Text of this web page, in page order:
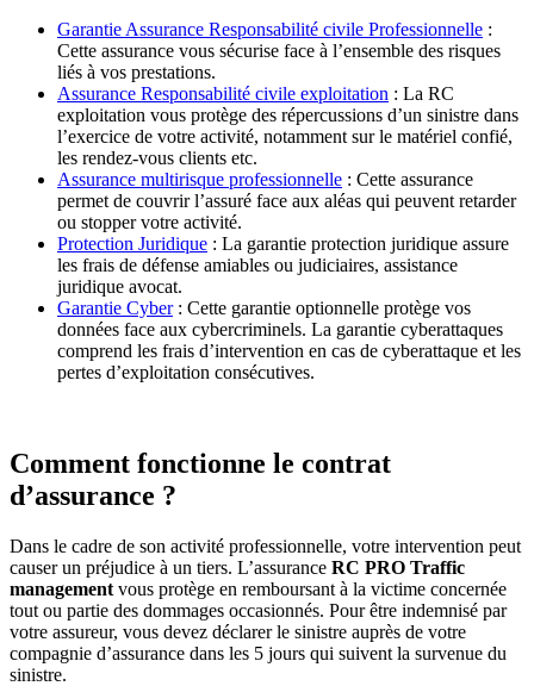
Garantie Assurance Responsabilité civile Professionnelle :
Cette assurance vous sécurise face à l’ensemble des risques
liés à vos prestations.
Assurance Responsabilité civile exploitation : La RC
exploitation vous protège des répercussions d’un sinistre dans
l’exercice de votre activité, notamment sur le matériel confié,
les rendez-vous clients etc.
Assurance multirisque professionnelle : Cette assurance
permet de couvrir l’assuré face aux aléas qui peuvent retarder
ou stopper votre activité.
Protection Juridique : La garantie protection juridique assure
les frais de défense amiables ou judiciaires, assistance
juridique avocat.
Garantie Cyber: Cette garantie optionnelle protège vos
données face aux cybercriminels. La garantie cyberattaques
comprend les frais d’intervention en cas de cyberattaque et les
pertes d’exploitation consécutives.
Comment fonctionne le contrat
d’assurance ?
Dans le cadre de son activité professionnelle, votre intervention peut
causer un préjudice à un tiers. L’assurance RC PRO Traffic
management vous protège en remboursant à la victime concernée
tout ou partie des dommages occasionnés. Pour être indemnisé par
votre assureur, vous devez déclarer le sinistre auprès de votre
compagnie d’assurance dans les 5 jours qui suivent la survenue du
sinistre.